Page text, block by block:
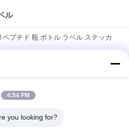
ル
プチド 瓶 ボトル ラベル ステッカ
ベル ステッカー印刷 ペプチドパウダ
ベル ステッカー印刷 ペプチドパウダ
4:54 PM
you looking for?